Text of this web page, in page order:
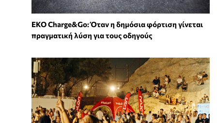
EKO Charge&Go: Όταν η δημόσια φόρτιση γίνεται
πραγματική λύση για τους οδηγούς